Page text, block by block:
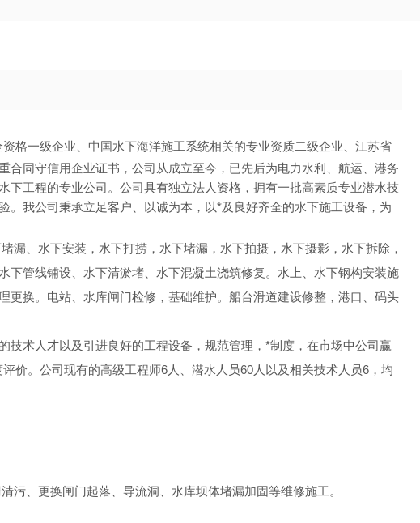
格一级企业、中国水下海洋施工系统相关的专业资质二级企业、江苏省
同守信用企业证书，公司从成立至今，已先后为电力水利、航运、港务
工程的专业公司。公司具有独立法人资格，拥有一批高素质专业潜水技
我公司秉承立足客户、以诚为本，以*及良好齐全的水下施工设备，为
漏、水下安装，水下打捞，水下堵漏，水下拍摄，水下摄影，水下拆除，
管线铺设、水下清淤堵、水下混凝土浇筑修复。水上、水下钢构安装施
换。电站、水库闸门检修，基础维护。船台滑道建设修整，港口、码头
术人才以及引进良好的工程设备，规范管理，*制度，在市场中公司赢
价。公司现有的高级工程师6人、潜水人员60人以及相关技术人员6，均
、更换闸门起落、导流洞、水库坝体堵漏加固等维修施工。